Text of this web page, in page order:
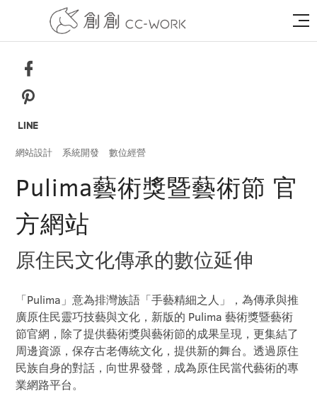
網站設計 系統開發 數位經營
Pulima藝術獎暨藝術節 官
方網站
原住民文化傳承的數位延伸
「Pulima」意為排灣族語「手藝精細之人」，為傳承與推
廣原住民靈巧技藝與文化，新版的 Pulima 藝術獎暨藝術
節官網，除了提供藝術獎與藝術節的成果呈現，更集結了
周邊資源，保存古老傳統文化，提供新的舞台。透過原住
民族自身的對話，向世界發聲，成為原住民當代藝術的專
業網路平台。